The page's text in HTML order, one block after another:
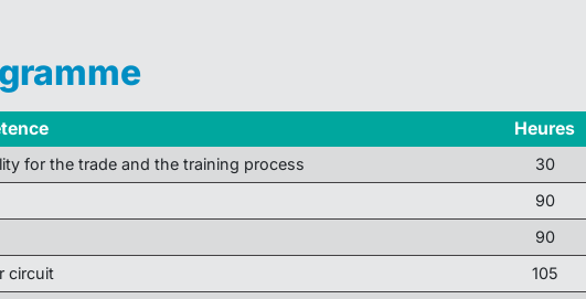
Heures
for the trade and the training process 30
90
90
circuit 105